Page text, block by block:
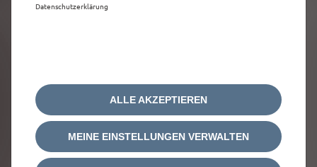
Datenschutzerklärung
MEINE EINSTELLUNGEN VERWALTEN
ALLE AKZEPTIEREN